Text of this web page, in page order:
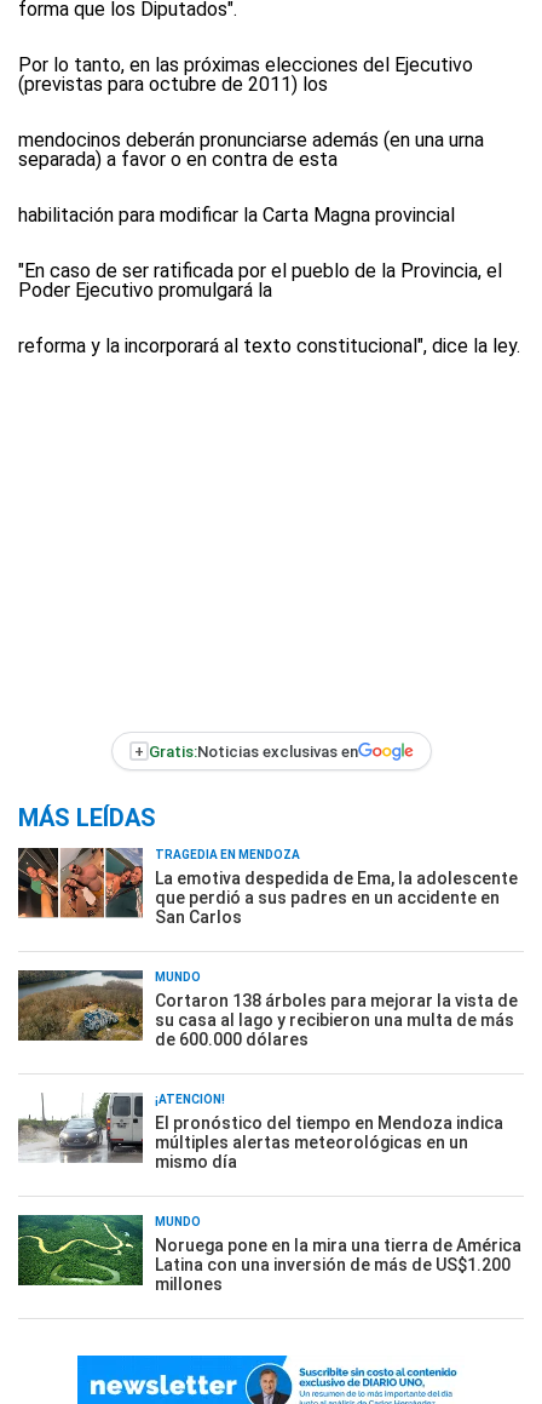
forma que los Diputados".
Por lo tanto, en las próximas elecciones del Ejecutivo
(previstas para octubre de 2011) los
mendocinos deberán pronunciarse además (en una urna
separada) a favor o en contra de esta
habilitación para modificar la Carta Magna provincial
"En caso de ser ratificada por el pueblo de la Provincia, el
Poder Ejecutivo promulgará la
reforma y la incorporará al texto constitucional", dice la ley.
+ Gratis:Noticias exclusivas en
MÁS LEÍDAS
TRAGEDIA EN MENDOZA
La emotiva despedida de Ema, la adolescente
que perdió a sus padres en un accidente en
San Carlos
MUNDO
Cortaron 138 árboles para mejorar la vista de
su casa al lago y recibieron una multa de más
de 600.000 dólares
¡ATENCIÓN!
El pronóstico del tiempo en Mendoza indica
múltiples alertas meteorológicas en un
mismo día
MUNDO
Noruega pone en la mira una tierra de América
Latina con una inversión de más de US$1.200
millones